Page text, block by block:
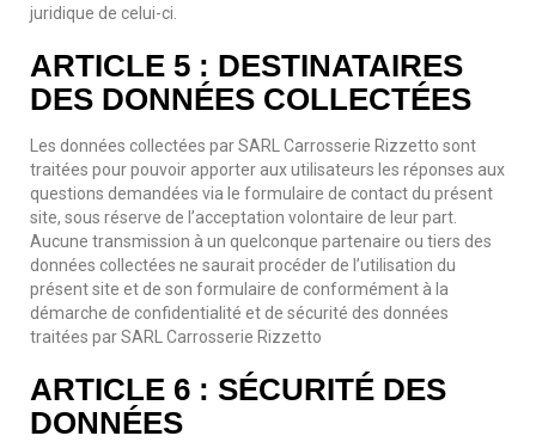
juridique de celui-ci.
ARTICLE 5 : DESTINATAIRES
DES DONNÉES COLLECTÉES
Les données collectées par SARL Carrosserie Rizzetto sont
traitées pour pouvoir apporter aux utilisateurs les réponses aux
questions demandées via le formulaire de contact du présent
site, sous réserve de l’acceptation volontaire de leur part.
Aucune transmission à un quelconque partenaire ou tiers des
données collectées ne saurait procéder de l’utilisation du
présent site et de son formulaire de conformément à la
démarche de confidentialité et de sécurité des données
traitées par SARL Carrosserie Rizzetto
ARTICLE 6 : SÉCURITÉ DES
DONNÉES